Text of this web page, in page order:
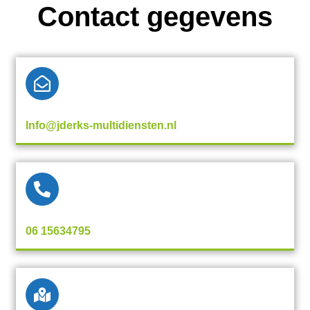
Contact gegevens
Info@jderks-multidiensten.nl
06 15634795